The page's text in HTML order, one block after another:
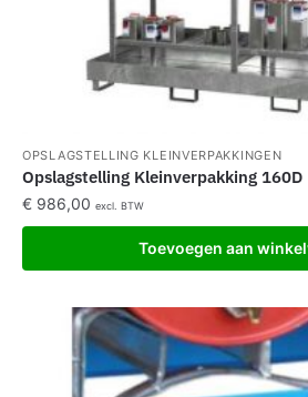
OPSLAGSTELLING KLEINVERPAKKINGEN
Opslagstelling Kleinverpakking 160D
€ 986,00 excl. BTW
Toevoegen aan